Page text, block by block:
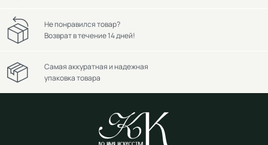
Не понравился товар?
Возврат в течение 14 дней!
Самая аккуратная и надежная
упаковка товара